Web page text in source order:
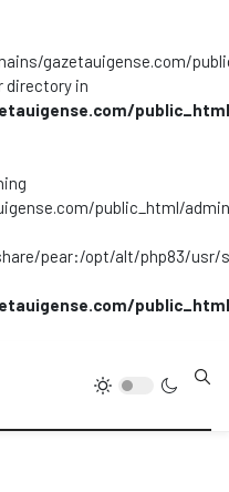
gazetauigense.com/
directory in
public_html/
pear:/opt/alt/php83/